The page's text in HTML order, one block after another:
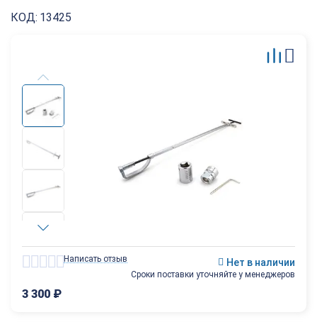
КОД: 13425
Написать отзыв Нет в наличии
Сроки поставки уточняйте у менеджеров
3 300 ₽